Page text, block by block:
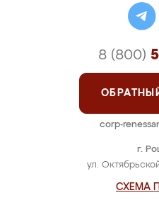
г.
ул.
СХЕМА
8 (800)
corp-